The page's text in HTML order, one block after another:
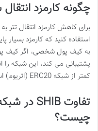
چگونه کارمزد
استفاده کنید که کارمزد بسیار
پشتیبانی می کند، این شبکه را
کمتر از شبکه ERC20 (اتریوم) است.
چیست؟